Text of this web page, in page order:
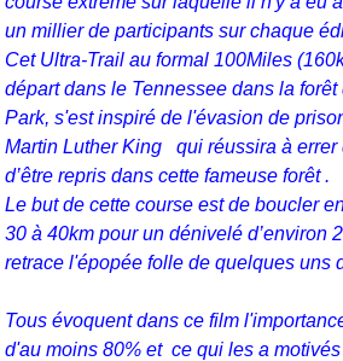
un millier de participants sur chaque
Cet Ultra-Trail au formal 100Miles
départ dans le Tennessee dans la
Park, s'est inspiré de l'évasion de
Martin Luther King
qui réussira à
d’être repris dans cette fameuse forêt.
Le but de cette course est de boucler
30 à 40km pour un dénivelé d’environ
retrace l'épopée folle de quelques uns
Tous évoquent dans ce film
d'au moins 80% et ce qui les a